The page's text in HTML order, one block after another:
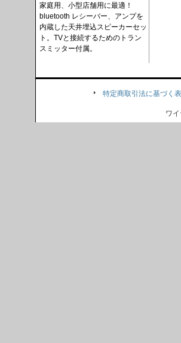
家庭用、小型店舗用に最適！
bluetooth レシーバー、アンプを
内蔵した天井埋込スピーカーセッ
ト。TVと接続するためのトラン
スミッター付属。
特定商取引法に基づく
ワ